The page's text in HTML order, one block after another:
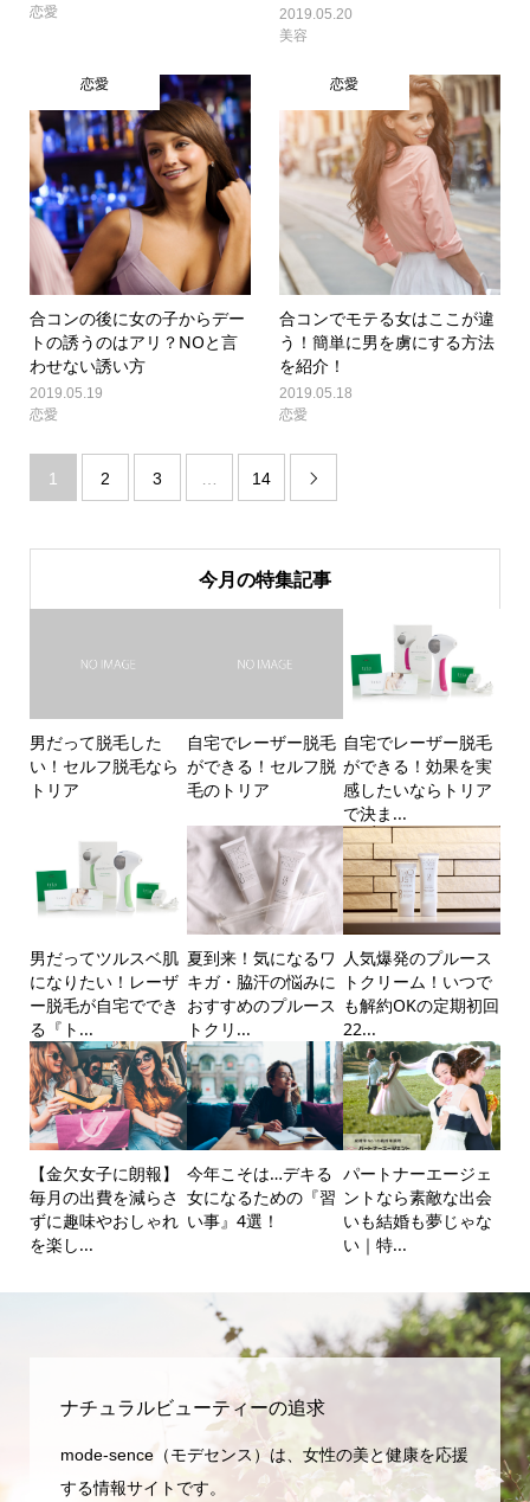
恋愛
2019.05.20
美容
恋愛
合コンの後に女の子からデー
トの誘うのはアリ？NOと言
わせない誘い方
2019.05.19
恋愛
恋愛
合コンでモテる女はここが違
う！簡単に男を虜にする方法
を紹介！
2019.05.18
恋愛
1 2 3 … 14 
今月の特集記事
男だって脱毛した
い！セルフ脱毛なら
トリア
自宅でレーザー脱毛
ができる！セルフ脱
毛のトリア
自宅でレーザー脱毛
ができる！効果を実
感したいならトリア
で決ま...
男だってツルスベ肌
になりたい！レーザ
ー脱毛が自宅ででき
る『ト...
夏到来！気になるワ
キガ・脇汗の悩みに
おすすめのプルース
トクリ...
人気爆発のプルース
トクリーム！いつで
も解約OKの定期初回
22...
【金欠女子に朗報】
毎月の出費を減らさ
ずに趣味やおしゃれ
を楽し...
今年こそは…デキる
女になるための『習
い事』4選！
パートナーエージェ
ントなら素敵な出会
いも結婚も夢じゃな
い｜特...
ナチュラルビューティーの追求
mode-sence（モデセンス）は、女性の美と健康を応援
する情報サイトです。